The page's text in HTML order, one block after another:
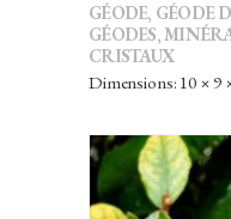
GÉODE, GÉODE
GÉODES,
CRISTAUX
Dimensions: 10 × 9